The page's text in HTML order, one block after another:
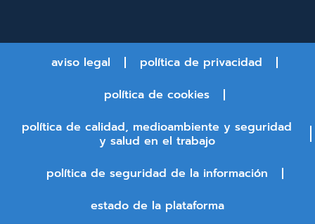
aviso legal
política de privacidad
política de cookies
política de calidad, medioambiente y seguridad
y salud en el trabajo
política de seguridad de la información
estado de la plataforma